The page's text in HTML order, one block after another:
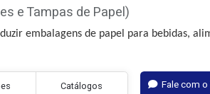
Potes e Tampas de Papel)
e fast food.